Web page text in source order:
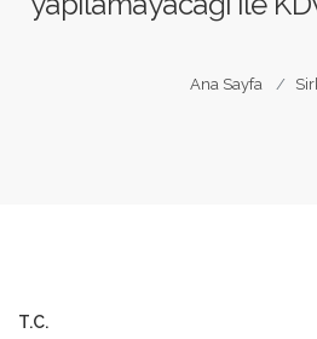
Ana Sayfa
T.C.